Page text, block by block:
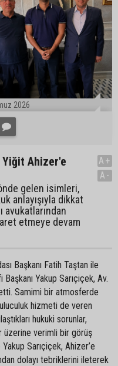
2026
Ahizer'e
gelen isimleri,
anlayışıyla dikkat
avukatlarından
etmeye devam
A+
A-
Başkanı Fatih Taştan ile
Yakup Sarıçiçek, Av.
Samimi bir atmosferde
hizmeti de veren
hukuki sorunlar,
verimli bir görüş
Sarıçiçek, Ahizer’e
dolayı tebriklerini ileterek